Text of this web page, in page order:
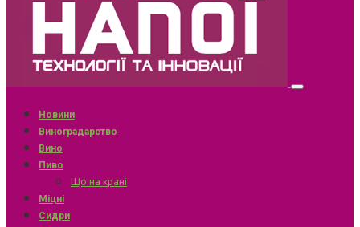
Новини
Виноградарство
Вино
Пиво
Що на крані
Міцні
Сидри